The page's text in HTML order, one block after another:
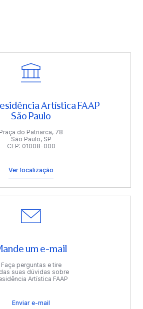
Artística FAAP
São Paulo
Praça do Patriarca, 78
São Paulo, SP
CEP: 01008-000
Ver localização
um e-mail
Faça perguntas e tire
suas dúvidas sobre
Artística FAAP
Enviar e-mail